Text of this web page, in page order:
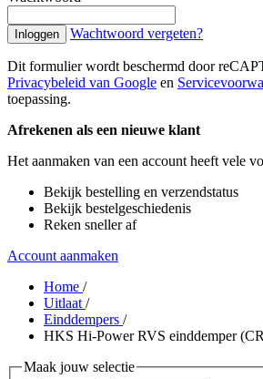
Inloggen Wachtwoord vergeten?
Dit formulier wordt beschermd door
Privacybeleid van Google en
toepassing.
Afrekenen als een nieuwe klant
Het aanmaken van een account heeft vele
Bekijk bestelling en verzendstatus
Bekijk bestelgeschiedenis
Reken sneller af
Account aanmaken
Home /
Uitlaat /
Einddempers /
HKS Hi-Power RVS einddemper
Maak jouw selectie